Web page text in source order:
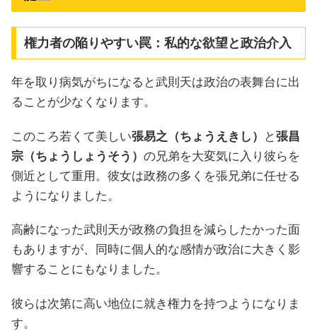
権力者の陥りやすい罠：私的な欲望と政治介入
年を取り病気がちになると武則天は政治の表舞台に出
ることが少なくなります。
このころ若くて美しい張易之（ちょうえきし） と張昌
宗（ちょうしょうそう） の兄弟を大変気に入り彼らを
側近として重用。彼女は政務の多くを張兄弟に任せる
ようになりました。
高齢になった武則天が政務の負担を減らしたかった面
もありますが、同時に個人的な感情が政治に大きく影
響することにもなりました。
彼らは次第に高い地位に就き権力を持つようになりま
す。